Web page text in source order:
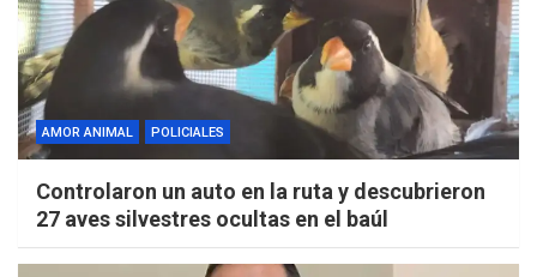
AMOR ANIMAL POLICIALES
Controlaron un auto en la ruta y descubrieron
27 aves silvestres ocultas en el baúl